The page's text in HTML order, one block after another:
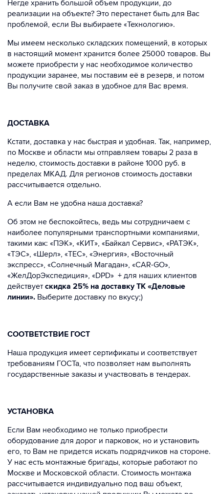
Негде хранить большой объем продукции, до
реализации на объекте? Это перестанет быть для Вас
проблемой, если Вы выбираете «Технологию».
Мы имеем несколько складских помещений, в которых
в настоящий момент хранится более 25000 товаров. Вы
можете приобрести у нас необходимое количество
продукции заранее, мы поставим её в резерв, и потом
Вы получите свой заказ в удобное для Вас время.
ДОСТАВКА
Кстати, доставка у нас быстрая и удобная. Так, например,
по Москве и области мы отправляем товары 2 раза в
неделю, стоимость доставки в районе 1000 руб. в
пределах МКАД. Для регионов стоимость доставки
рассчитывается отдельно.
А если Вам не удобна наша доставка?
Об этом не беспокойтесь, ведь мы сотрудничаем с
наиболее популярными транспортными компаниями,
такими как: «ПЭК», «КИТ», «Байкал Сервис», «РАТЭК»,
«ТЭС», «Шерл», «ТЕС», «Энергия», «Восточный
экспресс», «Солнечный Магадан», «CAR-GO»,
«ЖелДорЭкспедиция», «DPD» + для наших клиентов
действует скидка 25% на доставку ТК «Деловые
линии». Выберите доставку по вкусу;)
СООТВЕТСТВИЕ ГОСТ
Наша продукция имеет сертификаты и соответствует
требованиям ГОСТа, что позволяет нам выполнять
государственные заказы и участвовать в тендерах.
УСТАНОВКА
Если Вам необходимо не только приобрести
оборудование для дорог и парковок, но и установить
его, то Вам не придется искать подрядчиков на стороне.
У нас есть монтажные бригады, которые работают по
Москве и Московской области. Стоимость монтажа
рассчитывается индивидуально под ваш объект,